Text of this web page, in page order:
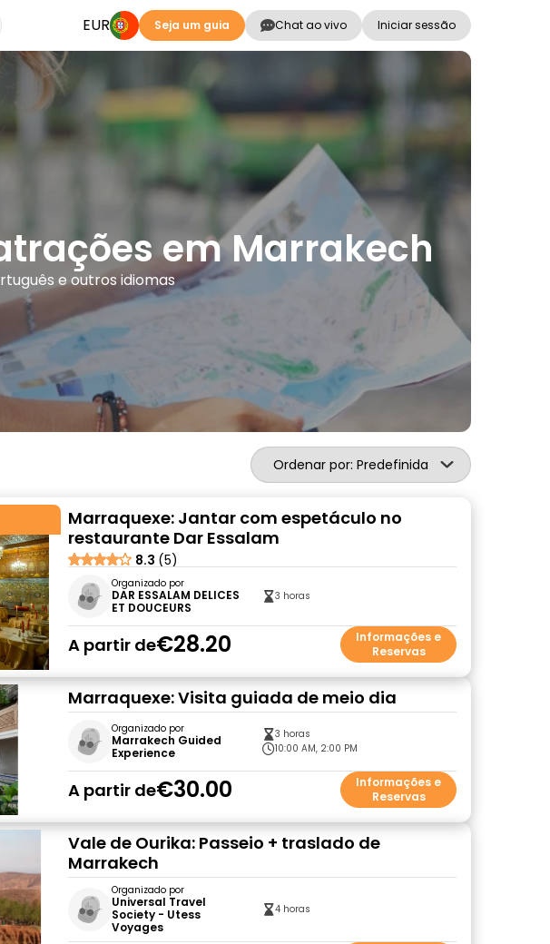
EUR Seja um guia Chat ao vivo Iniciar sessão
em Marrakech
e outros idiomas
Ordenar por: Predefinida
Marraquexe: Jantar com espetáculo no
restaurante Dar Essalam
8.3 (5)
Organizado por
DAR ESSALAM DELICES
ET DOUCEURS
3 horas
A partir de€28.20
Informações e
Reservas
Marraquexe: Visita guiada de meio dia
Organizado por
Marrakech Guided
Experience
3 horas
10:00 AM, 2:00 PM
A partir de€30.00
Informações e
Reservas
Vale de Ourika: Passeio + traslado de
Marrakech
Organizado por
Universal Travel
Society - Utess
Voyages
4 horas